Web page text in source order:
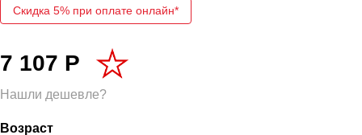
Скидка 5% при оплате онлайн*
7 107 Р
Нашли дешевле?
Возраст